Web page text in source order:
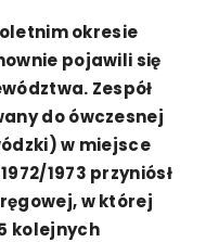
okresie
pojawili się
Zespół
do ówczesnej
w miejsce
1973 przyniósł
w której
kolejnych